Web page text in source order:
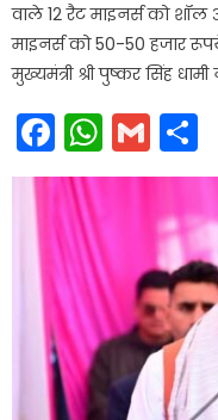
वाले 12 रैट माइनर्स को
माइनर्स को 50-50 हजार
मुख्यमंत्री श्री पुष्कर सिंह
Facebook